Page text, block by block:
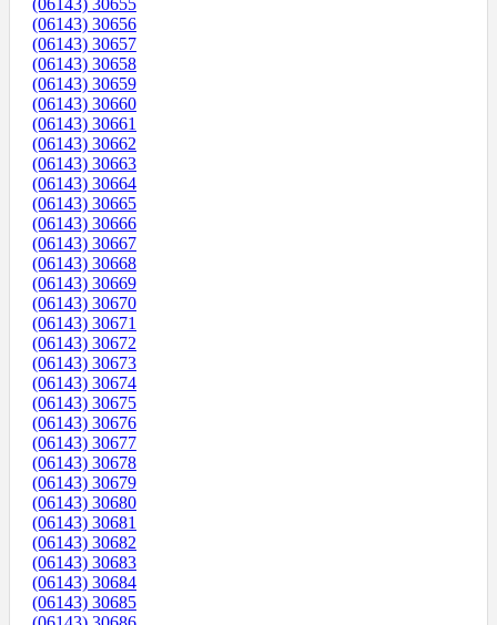
(06143) 30655
(06143) 30656
(06143) 30657
(06143) 30658
(06143) 30659
(06143) 30660
(06143) 30661
(06143) 30662
(06143) 30663
(06143) 30664
(06143) 30665
(06143) 30666
(06143) 30667
(06143) 30668
(06143) 30669
(06143) 30670
(06143) 30671
(06143) 30672
(06143) 30673
(06143) 30674
(06143) 30675
(06143) 30676
(06143) 30677
(06143) 30678
(06143) 30679
(06143) 30680
(06143) 30681
(06143) 30682
(06143) 30683
(06143) 30684
(06143) 30685